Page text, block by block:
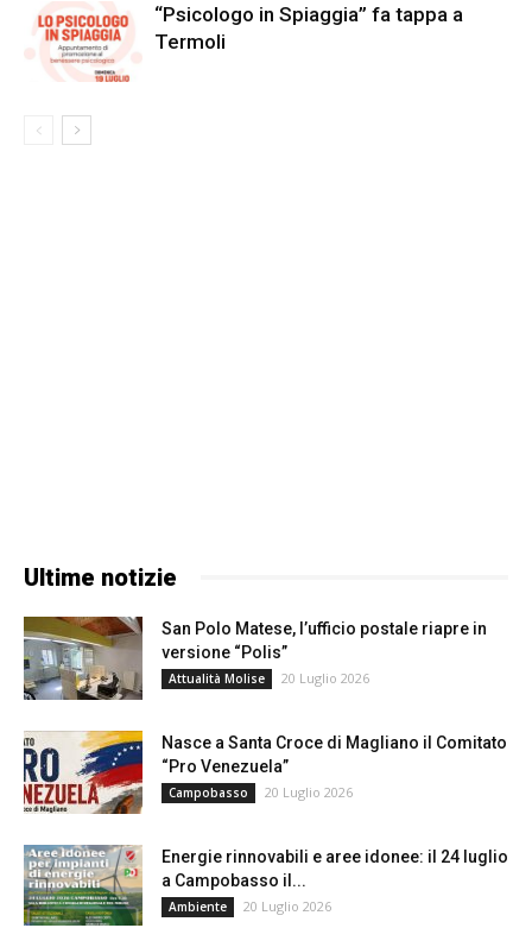
“Psicologo in Spiaggia” fa tappa a
Termoli
Ultime notizie
San Polo Matese, l’ufficio postale riapre in
versione “Polis”
Attualità Molise 20 Luglio 2026
Nasce a Santa Croce di Magliano il Comitato
“Pro Venezuela”
Campobasso 20 Luglio 2026
Energie rinnovabili e aree idonee: il 24 luglio
a Campobasso il...
Ambiente 20 Luglio 2026